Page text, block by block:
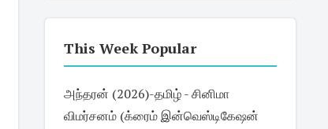
This Week Popular
அந்தரன் (2026)-தமிழ் - சினிமா
விமர்சனம் (க்ரைம் இன்வெஸ்டிகேஷன்